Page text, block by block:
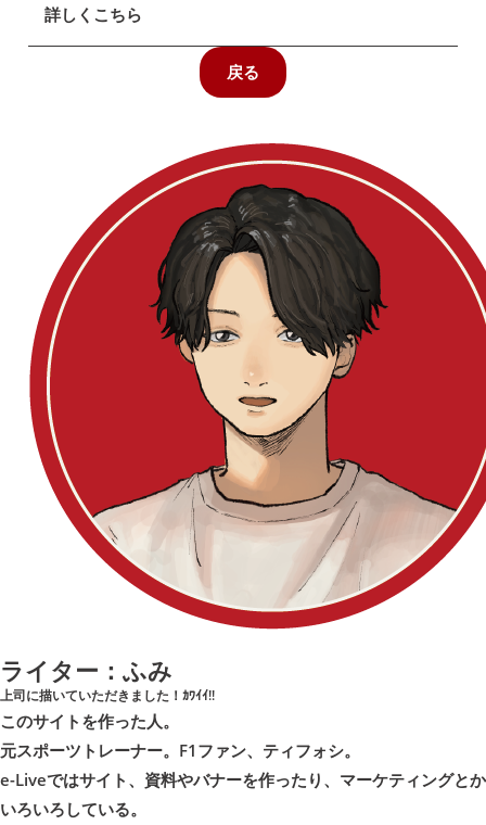
詳しくこちら
戻る
ライター：ふみ
上司に描いていただきました！ｶﾜｲｲ!!
このサイトを作った人。
元スポーツトレーナー。F1ファン、ティフォシ。
e-Liveではサイト、資料やバナーを作ったり、マーケティングとか
いろいろしている。